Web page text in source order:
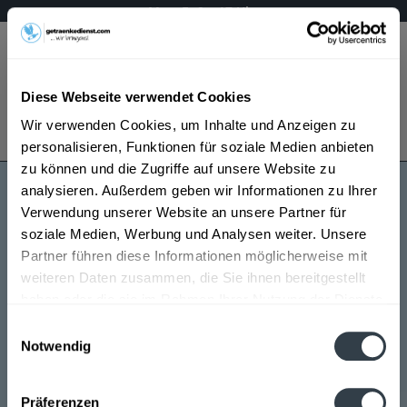
Diese Webseite verwendet Cookies
Wir verwenden Cookies, um Inhalte und Anzeigen zu
personalisieren, Funktionen für soziale Medien anbieten
zu können und die Zugriffe auf unsere Website zu
analysieren. Außerdem geben wir Informationen zu Ihrer
Verwendung unserer Website an unsere Partner für
soziale Medien, Werbung und Analysen weiter. Unsere
Partner führen diese Informationen möglicherweise mit
weiteren Daten zusammen, die Sie ihnen bereitgestellt
Notwendig
Präferenzen
Mo – Fr 9 – 17 Uhr
Menü
Bestellung widerrufen
Es gilt unsere Datenschutzerklärung
Löwentor
Löwentor wird in den folgenden Regionen, Städten,